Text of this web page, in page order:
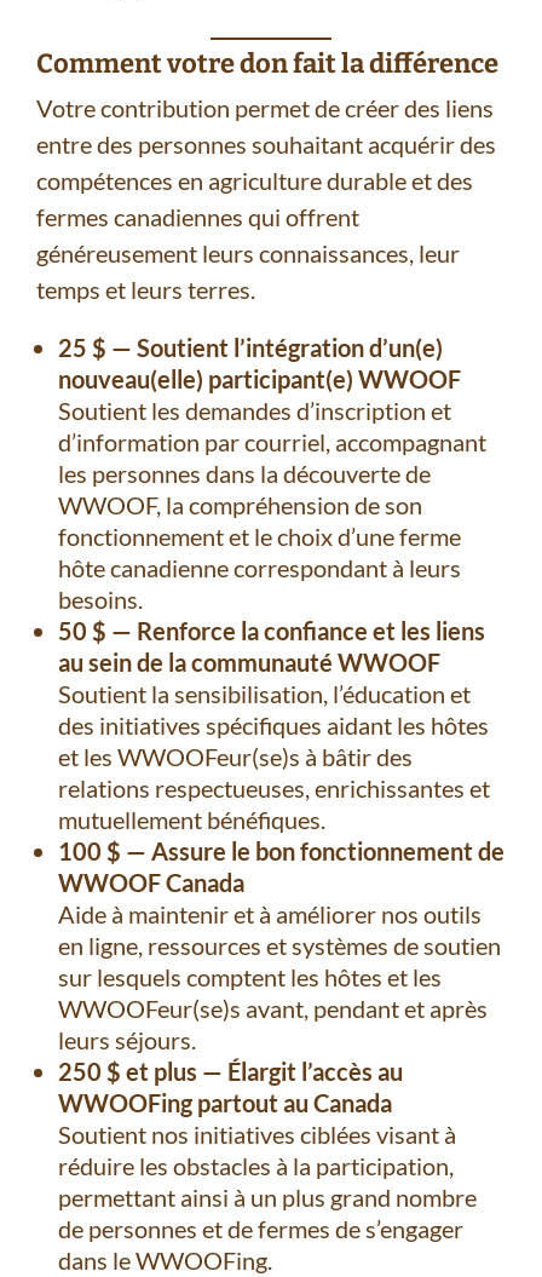
Comment votre don fait la différence
Votre contribution permet de créer des liens
entre des personnes souhaitant acquérir des
compétences en agriculture durable et des
fermes canadiennes qui offrent
généreusement leurs connaissances, leur
temps et leurs terres.
25 $ — Soutient l’intégration d’un(e)
nouveau(elle) participant(e) WWOOF
Soutient les demandes d’inscription et
d’information par courriel, accompagnant
les personnes dans la découverte de
WWOOF, la compréhension de son
fonctionnement et le choix d’une ferme
hôte canadienne correspondant à leurs
besoins.
50 $ — Renforce la confiance et les liens
au sein de la communauté WWOOF
Soutient la sensibilisation, l’éducation et
des initiatives spécifiques aidant les hôtes
et les WWOOFeur(se)s à bâtir des
relations respectueuses, enrichissantes et
mutuellement bénéfiques.
100 $ — Assure le bon fonctionnement de
WWOOF Canada
Aide à maintenir et à améliorer nos outils
en ligne, ressources et systèmes de soutien
sur lesquels comptent les hôtes et les
WWOOFeur(se)s avant, pendant et après
leurs séjours.
250 $ et plus — Élargit l’accès au
WWOOFing partout au Canada
Soutient nos initiatives ciblées visant à
réduire les obstacles à la participation,
permettant ainsi à un plus grand nombre
de personnes et de fermes de s’engager
dans le WWOOFing.